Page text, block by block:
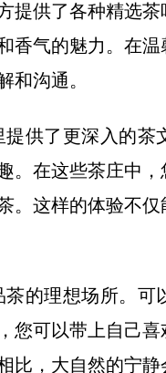
提供了各种精选
香气的魅力。在
和沟通。
供了更深入的茶
。在这些茶庄中
这样的体验不仅
的理想场所。可
您可以带上自己
比，大自然的宁